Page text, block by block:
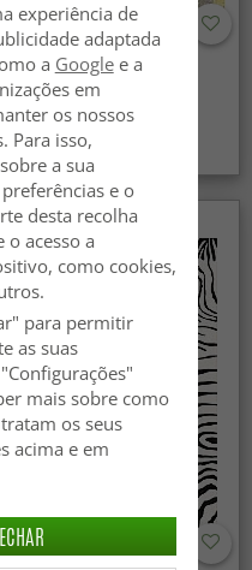
Wilton - Elena
dourado)
€ 59.99 €
experiência de
adaptada
a Googlee a
em
os nossos
Para isso,
a sua
e o
desta recolha
acesso a
como cookies,
para permitir
as suas
mais sobre como
os seus
acima e em